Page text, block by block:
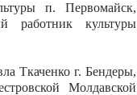
п. Первомайск,
работник культуры
Ткаченко г. Бендеры,
Молдавской